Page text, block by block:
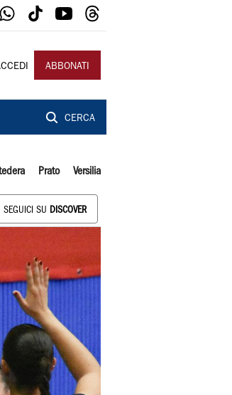
ABBONATI
CERCA
Prato Versilia
SEGUICI SU DISCOVER